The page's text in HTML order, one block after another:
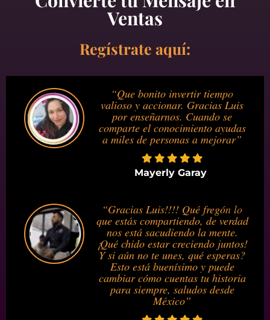
Ventas
Regístrate aquí:
“Que bonito invertir tiempo
valioso y accionar. Gracias Luis
por enseñarnos. Cuando se
comparte el conocimiento ayudas
a miles de personas a mejorar”
Mayerly Garay
“Gracias Luis!!!! Qué fregón lo
que estás compartiendo, de verdad
nos está sacudiendo la mente.
¡Qué chido estar creciendo juntos!
Y si aún no te unes, qué esperas?
Esto está buenísimo y puede
cambiar cómo cuentas tu historia
para siempre, saludos desde
México”